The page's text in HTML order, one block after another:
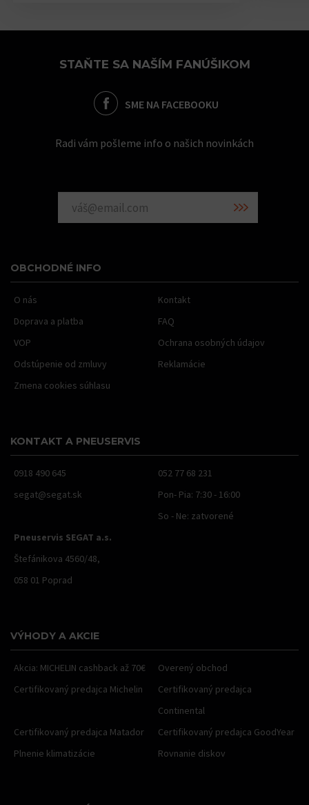
STAŇTE SA NAŠÍM FANÚŠIKOM
SME NA FACEBOOKU
Radi vám pošleme info o našich novinkách
OBCHODNÉ INFO
O nás
Kontakt
Doprava a platba
FAQ
VOP
Ochrana osobných údajov
Odstúpenie od zmluvy
Reklamácie
Zmena cookies súhlasu
KONTAKT A PNEUSERVIS
0918 490 645
052 77 68 231
segat@segat.sk
Pon- Pia: 7:30 - 16:00
So - Ne: zatvorené
Pneuservis SEGAT a.s.
Štefánikova 4560/48,
058 01 Poprad
VÝHODY A AKCIE
Akcia: MICHELIN cashback až 70€
Overený obchod
Certifikovaný predajca Michelin
Certifikovaný predajca
Continental
Certifikovaný predajca Matador
Certifikovaný predajca GoodYear
Plnenie klimatizácie
Rovnanie diskov